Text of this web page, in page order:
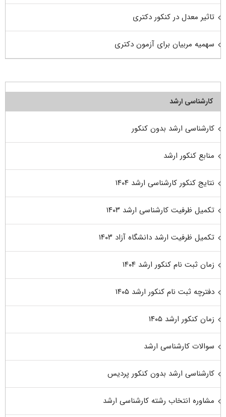
تاثیر معدل در کنکور دکتری
سهمیه مربیان برای آزمون دکتری
کارشناسی ارشد
کارشناسی ارشد بدون کنکور
منابع کنکور ارشد
نتایج کنکور کارشناسی ارشد ۱۴۰۴
تکمیل ظرفیت کارشناسی ارشد ۱۴۰۳
تکمیل ظرفیت ارشد دانشگاه آزاد ۱۴۰۳
زمان ثبت نام کنکور ارشد ۱۴۰۴
دفترچه ثبت نام کنکور ارشد ۱۴۰۵
زمان کنکور ارشد ۱۴۰۵
سوالات کارشناسی ارشد
کارشناسی ارشد بدون کنکور پردیس
مشاوره انتخاب رشته کارشناسی ارشد